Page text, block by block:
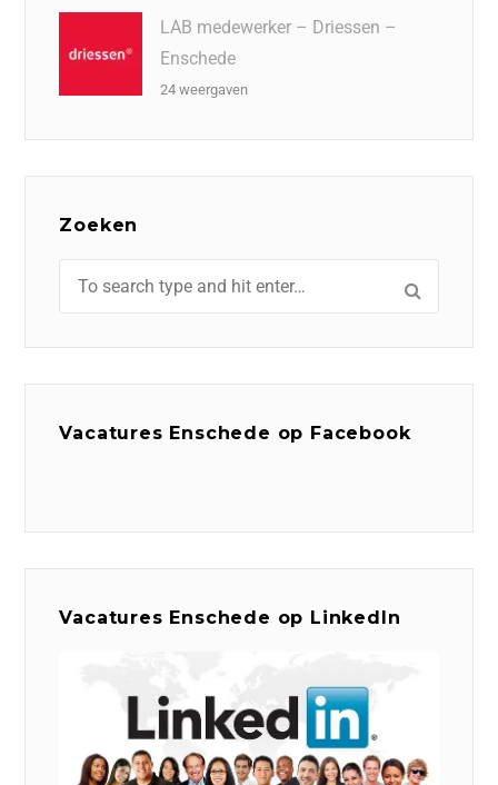
LAB medewerker – Driessen –
Enschede
24 weergaven
Zoeken
Vacatures Enschede op Facebook
Vacatures Enschede op LinkedIn